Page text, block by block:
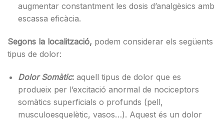
augmentar constantment les dosis d’analgèsics amb
escassa eficàcia.
Segons la localització, podem considerar els següents
tipus de dolor:
Dolor Somàtic:aquell tipus de dolor que es
produeix per l’excitació anormal de nociceptors
somàtics superficials o profunds (pell,
musculoesquelètic, vasos…). Aquest és un dolor